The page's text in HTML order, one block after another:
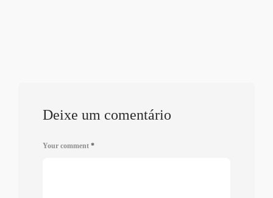
Deixe um comentário
Your comment *